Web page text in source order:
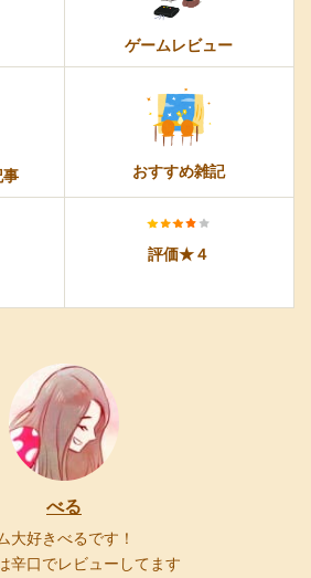
ゲームレビュー
事 おすすめ雑記
評価★４
べる
大好きべるです！
辛口でレビューしてます